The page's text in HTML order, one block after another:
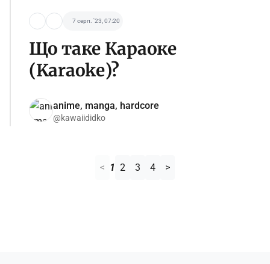
7 серп. '23, 07:20
Що таке Караоке
(Karaoke)?
anime, manga, hardcore
@kawaiididko
< 1 2 3 4 >